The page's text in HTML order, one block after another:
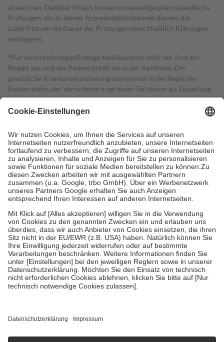
abweichen. Darüber hinaus können notwendige pharmazeutische
Prüfungen, die zu deiner Arzneimittelsicherheit dienen, die
Lieferfrist um die Dauer der Prüfungen einschließlich Klärungen
verlängern.
4Für verschreibungspflichtige Medikamente stellt der Arzt ein
Rezept aus und der Patient erhält sie in der Apotheke. Die
gesetzliche Krankenversicherung übernimmt in der Regel die
Kosten dafür, der Versicherte trägt einen Teil davon als Zuzahlung
mit.
Grundsätzlich leisten Mitglieder Zuzahlungen in Höhe von zehn
höchstens zehn Euro.
Es sind jedoch nie mehr als die tatsächlichen
Kosten der Leistung zu entrichten.
Diese Regeln gelten grundsätzlich auch für Online-Apotheken.
Bei Heilmitteln und häuslicher Krankenpflege beträgt die
Zuzahlung zehn Prozent der Kosten sowie zehn Euro je
Verordnung.
Um das Engagement der Versicherten für ihre eigene Gesundheit zu
stärken und die besondere Stellung der Familie zu unterstützen,
fallenkeine Zuzahlungenan bei:
• Kindern und Jugendlichen bis zum vollendeten 18. Lebensjahr
mit Ausnahme der Fahrkosten
• Untersuchungen zur Vorsorge und Früherkennung, die von der
GKV getragen werden
• empfohlenen Schutzimpfungen
• Harn- und Blutteststreifen
getroffen, um sicherzustellen, dass es sich um echte Bewertungen
https://help.etrusted.com/hc/de/articles/4419944605341